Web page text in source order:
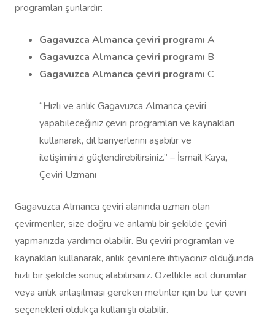
programları şunlardır:
Gagavuzca Almanca çeviri programı A
Gagavuzca Almanca çeviri programı B
Gagavuzca Almanca çeviri programı C
“Hızlı ve anlık Gagavuzca Almanca çeviri
yapabileceğiniz çeviri programları ve kaynakları
kullanarak, dil bariyerlerini aşabilir ve
iletişiminizi güçlendirebilirsiniz.” – İsmail Kaya,
Çeviri Uzmanı
Gagavuzca Almanca çeviri alanında uzman olan
çevirmenler, size doğru ve anlamlı bir şekilde çeviri
yapmanızda yardımcı olabilir. Bu çeviri programları ve
kaynakları kullanarak, anlık çevirilere ihtiyacınız olduğunda
hızlı bir şekilde sonuç alabilirsiniz. Özellikle acil durumlar
veya anlık anlaşılması gereken metinler için bu tür çeviri
seçenekleri oldukça kullanışlı olabilir.